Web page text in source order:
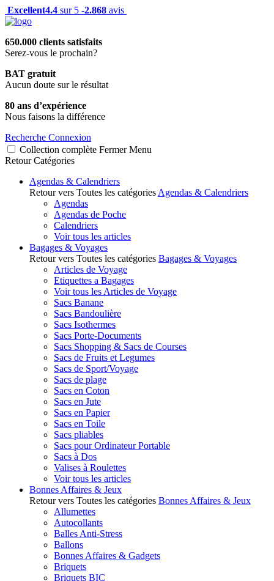
Excellent4.4 sur 5 -2.868 avis
650.000 clients satisfaits
Serez-vous le prochain?
BAT gratuit
Aucun doute sur le résultat
80 ans d’expérience
Nous faisons la différence
Recherche Connexion
Collection complète Fermer Menu
Retour Catégories
Agendas & Calendriers
Retour vers Toutes les catégories Agendas & Calendriers
Agendas
Agendas de Poche
Calendriers
Voir tous les articles
Bagages & Voyages
Retour vers Toutes les catégories Bagages & Voyages
Articles de Voyage
Etiquettes a Bagages
Voir tous les Articles de Voyage
Sacs Banane
Sacs Bandoulière
Sacs Isothermes
Sacs Porte-Documents
Sacs Shopping & Sacs de Courses
Sacs de Fruits et Legumes
Sacs de Sport/Voyage
Sacs de plage
Sacs en Coton
Sacs en Jute
Sacs en Papier
Sacs en Toile
Sacs pliables
Sacs pour Ordinateur Portable
Sacs à Dos
Valises à Roulettes
Voir tous les articles
Bonnes Affaires & Jeux
Retour vers Toutes les catégories Bonnes Affaires & Jeux
Allumettes
Autocollants
Balles Anti-Stress
Ballons
Bonnes Affaires & Gadgets
Briquets
Briquets BIC